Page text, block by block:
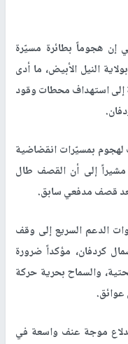
هجوماً بطائرة مسيّرة
النيل الأبيض، ما أدى
إلى استهداف محطات وقود
بمسيّرات انقضاضية
مشيراً إلى أن القصف طال
قصف مدفعي سابق.
الدعم السريع إلى وقف
كردفان، مؤكداً ضرورة
والسماح بحرية حركة
عوائق.
موجة عنف واسعة في